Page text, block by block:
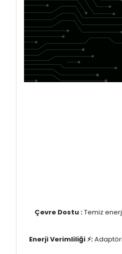
Çevre Dostu :Temiz
Enerji Verimliliği ⚡: